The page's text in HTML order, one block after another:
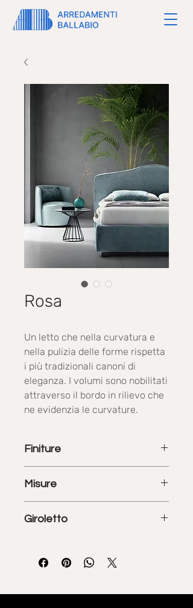
Rosa
Un letto che nella curvatura e
nella pulizia delle forme rispetta
i più tradizionali canoni di
eleganza. I volumi sono nobilitati
attraverso il bordo in rilievo che
ne evidenzia le curvature.
Finiture
scegliendo tra una vasta gamma di
804
Misure
L. 120 cm x P. 190-200-210 cm
L. 200 cm x P. 200-210 cm
Giroletto